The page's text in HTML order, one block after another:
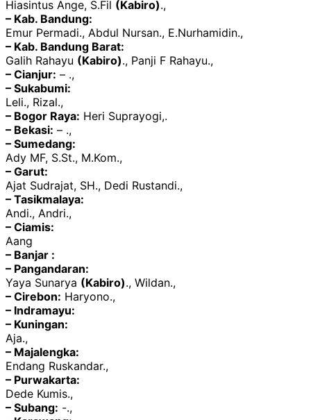
Hiasintus Ange, S.Fil (Kabiro).,
– Kab. Bandung:
Emur Permadi., Abdul Nursan., E.Nurhamidin.,
– Kab. Bandung Barat:
Galih Rahayu (Kabiro)., Panji F Rahayu.,
– Cianjur: – .,
– Sukabumi:
Leli., Rizal.,
– Bogor Raya: Heri Suprayogi,.
– Bekasi: – .,
– Sumedang:
Ady MF, S.St., M.Kom.,
– Garut:
Ajat Sudrajat, SH., Dedi Rustandi.,
– Tasikmalaya:
Andi., Andri.,
– Ciamis:
Aang
– Banjar :
– Pangandaran:
Yaya Sunarya (Kabiro)., Wildan.,
– Cirebon: Haryono.,
– Indramayu:
– Kuningan:
Aja.,
– Majalengka:
Endang Ruskandar.,
– Purwakarta:
Dede Kumis.,
– Subang: -.,